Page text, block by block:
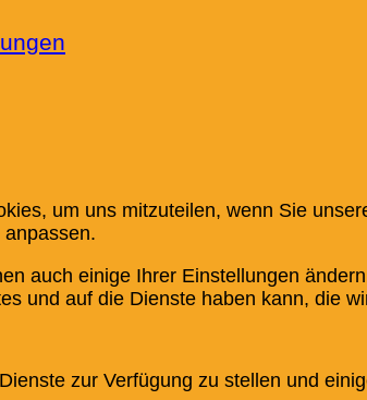
um uns mitzuteilen, wenn Sie
auch einige Ihrer Einstellungen
und auf die Dienste haben kann, die
zur Verfügung zu stellen und